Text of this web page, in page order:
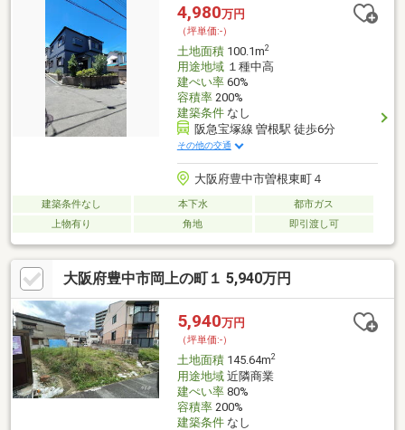
4,980万円
（坪単価:-）
土地面積100.1m2
用途地域１種中高
建ぺい率60%
容積率200%
建築条件なし
阪急宝塚線 曽根駅 徒歩6分
その他の交通
大阪府豊中市曽根東町４
建築条件なし 本下水
都市ガス
上物有り
角地 即引渡し可
大阪府豊中市岡上の町１ 5,940万円
5,940万円
（坪単価:-）
土地面積145.64m2
用途地域近隣商業
建ぺい率80%
容積率200%
建築条件なし